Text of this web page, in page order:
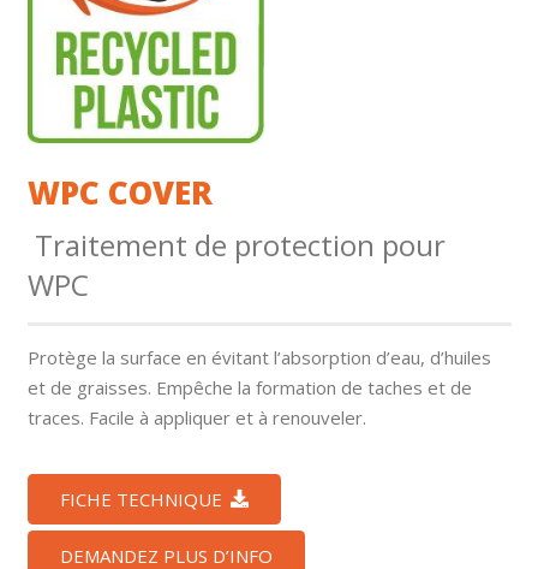
WPC COVER
Traitement de protection pour
WPC
Protège la surface en évitant l’absorption d’eau, d’huiles
et de graisses. Empêche la formation de taches et de
traces. Facile à appliquer et à renouveler.
FICHE TECHNIQUE
DEMANDEZ PLUS D’INFO